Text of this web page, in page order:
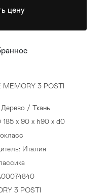
3 POSTI
/ Ткань
x 90 x h90 x d0
Италия
3 POSTI
цену